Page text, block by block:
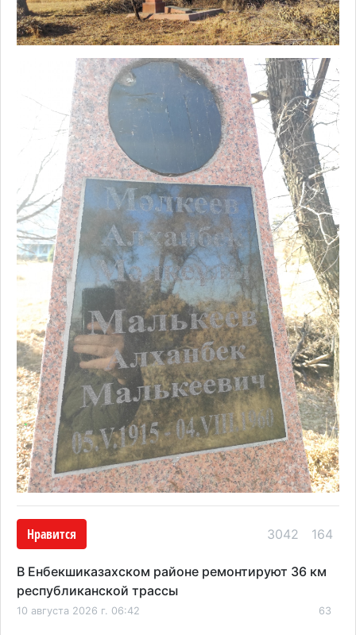
Нравится 3042 164
В Енбекшиказахском районе ремонтируют 36 км
республиканской трассы
10 августа 2026 г. 06:42 63